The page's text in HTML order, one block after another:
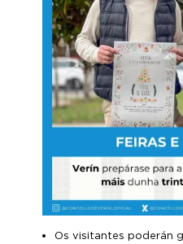
Os visitantes poderán